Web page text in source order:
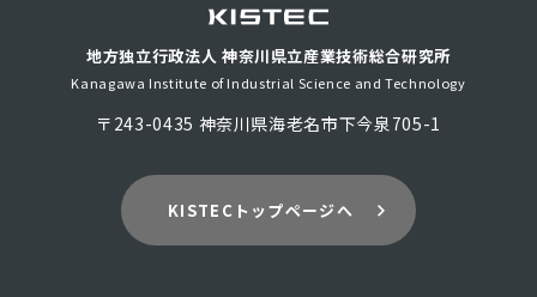
地方独立行政法人 神奈川県立産業技術総合研究所
Kanagawa Institute of Industrial Science and Technology
〒243-0435 神奈川県海老名市下今泉705-1
KISTECトップページへ